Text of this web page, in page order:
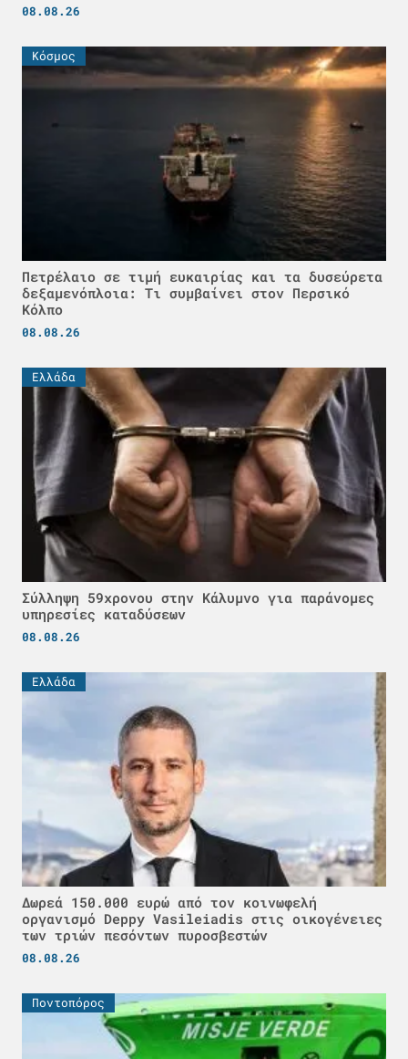
08.08.26
Κόσμος
Πετρέλαιο σε τιμή ευκαιρίας και τα δυσεύρετα
δεξαμενόπλοια: Τι συμβαίνει στον Περσικό
Κόλπο
08.08.26
Ελλάδα
Σύλληψη 59χρονου στην Κάλυμνο για παράνομες
υπηρεσίες καταδύσεων
08.08.26
Ελλάδα
Δωρεά 150.000 ευρώ από τον κοινωφελή
οργανισμό Deppy Vasileiadis στις οικογένειες
των τριών πεσόντων πυροσβεστών
08.08.26
Ποντοπόρος